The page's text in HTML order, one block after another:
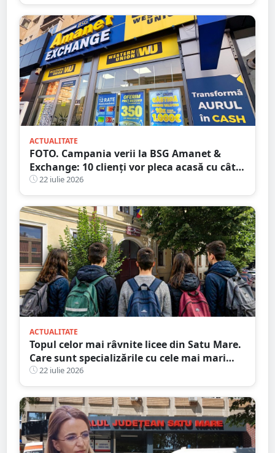
ACTUALITATE
FOTO. Campania verii la BSG Amanet &
Exchange: 10 clienți vor pleca acasă cu câte
1.000 EURO CASH!
22 iulie 2026
ACTUALITATE
Topul celor mai râvnite licee din Satu Mare.
Care sunt specializările cu cele mai mari
medii de intrare
22 iulie 2026